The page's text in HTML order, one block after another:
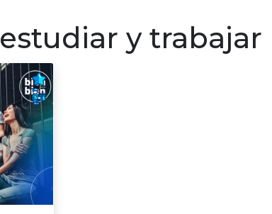
estudiar y trabajar